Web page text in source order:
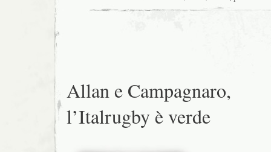
Allan e Campagnaro,
l’Italrugby è verde